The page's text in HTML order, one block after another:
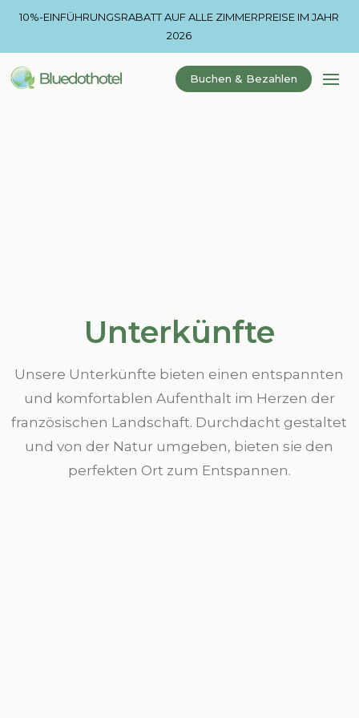
10%-EINFÜHRUNGSRABATT AUF ALLE ZIMMERPREISE IM JAHR
2026
Buchen & Bezahlen
Unterkünfte
Unsere Unterkünfte bieten einen entspannten
und komfortablen Aufenthalt im Herzen der
französischen Landschaft. Durchdacht gestaltet
und von der Natur umgeben, bieten sie den
perfekten Ort zum Entspannen.